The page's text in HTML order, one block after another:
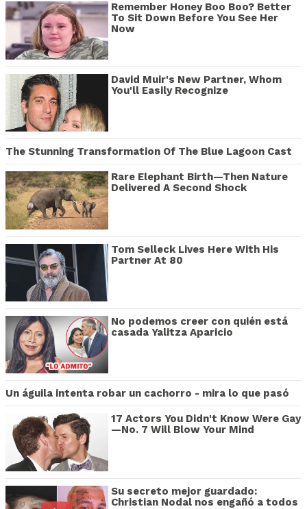
Remember Honey Boo Boo? Better
To Sit Down Before You See Her
Now
David Muir's New Partner, Whom
You'll Easily Recognize
The Stunning Transformation Of The Blue Lagoon Cast
Rare Elephant Birth—Then Nature
Delivered A Second Shock
Tom Selleck Lives Here With His
Partner At 80
No podemos creer con quién está
casada Yalitza Aparicio
Un águila intenta robar un cachorro - mira lo que pasó
17 Actors You Didn't Know Were Gay
—No. 7 Will Blow Your Mind
Su secreto mejor guardado:
Christian Nodal nos engañó a todos